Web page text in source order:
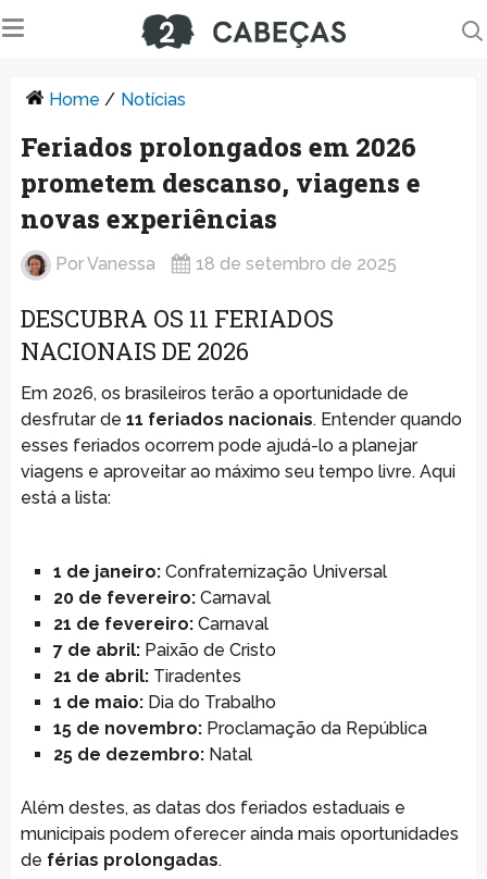
Home / Notícias
Feriados prolongados em 2026
prometem descanso, viagens e
novas experiências
PorVanessa 18 de setembro de 2025
DESCUBRA OS 11 FERIADOS
NACIONAIS DE 2026
Em 2026, os brasileiros terão a oportunidade de
desfrutar de 11 feriados nacionais. Entender quando
esses feriados ocorrem pode ajudá-lo a planejar
viagens e aproveitar ao máximo seu tempo livre. Aqui
está a lista:
1 de janeiro:Confraternização Universal
20 de fevereiro:Carnaval
21 de fevereiro:Carnaval
7 de abril:Paixão de Cristo
21 de abril:Tiradentes
1 de maio:Dia do Trabalho
15 de novembro:Proclamação da República
25 de dezembro:Natal
Além destes, as datas dos feriados estaduais e
municipais podem oferecer ainda mais oportunidades
de férias prolongadas.